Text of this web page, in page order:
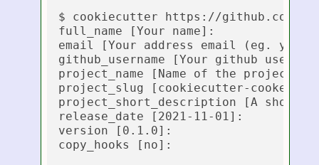
$ cookiecutter https://github.com/
full_name [Your name]:
email [Your address email (eg.
github_username [Your github
project_name [Name of the
project_slug [cookiecutter-
project_short_description [A
release_date [2021-11-01]:
version [0.1.0]:
copy_hooks [no]: